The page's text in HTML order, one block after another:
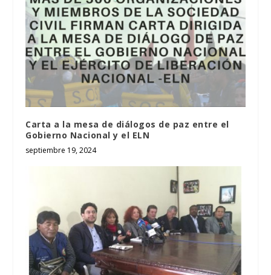
Carta a la mesa de diálogos de paz entre el
Gobierno Nacional y el ELN
septiembre 19, 2024